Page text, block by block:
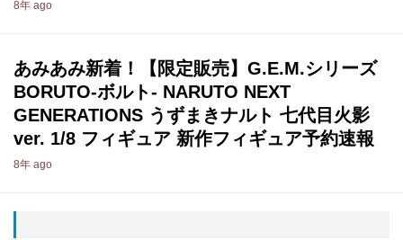
8年 ago
あみあみ新着！【限定販売】G.E.M.シリーズ
BORUTO-ボルト- NARUTO NEXT
GENERATIONS うずまきナルト 七代目火影
ver. 1/8 フィギュア 新作フィギュア予約速報
8年 ago